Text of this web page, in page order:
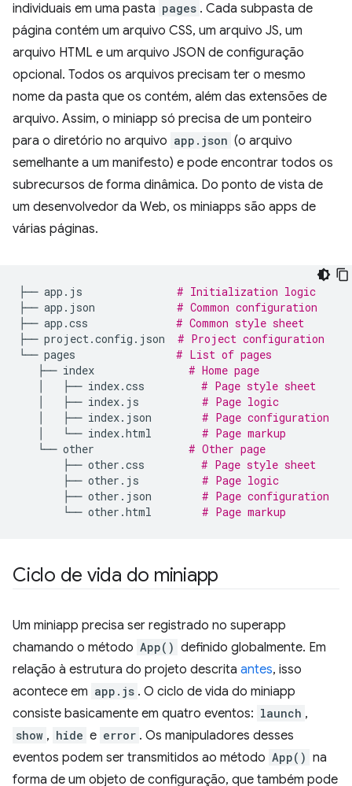
individuais em uma pasta pages . Cada subpasta de
página contém um arquivo CSS, um arquivo JS, um
arquivo HTML e um arquivo JSON de configuração
opcional. Todos os arquivos precisam ter o mesmo
nome da pasta que os contém, além das extensões de
arquivo. Assim, o miniapp só precisa de um ponteiro
para o diretório no arquivo app.json (o arquivo
semelhante a um manifesto) e pode encontrar todos os
subrecursos de forma dinâmica. Do ponto de vista de
um desenvolvedor da Web, os miniapps são apps de
várias páginas.
├── app.js
# Initialization logic
├── app.json
# Common configuration
├── app.css
# Common style sheet
├── project.config.json
# Project configuration
└── pages
# List of pages
├── index
# Home page
├── index.css
# Page style sheet
├── index.js
# Page logic
├── index.json
# Page configuration
└── index.html
# Page markup
└── other
# Other page
├── other.css
# Page style sheet
├── other.js
# Page logic
├── other.json
# Page configuration
└── other.html # Page markup
Ciclo de vida do miniapp
Um miniapp precisa ser registrado no superapp
chamando o método App() definido globalmente. Em
relação à estrutura do projeto descrita antes, isso
acontece em app.js . O ciclo de vida do miniapp
consiste basicamente em quatro eventos: launch ,
show , hide e error . Os manipuladores desses
eventos podem ser transmitidos ao método App() na
forma de um objeto de configuração, que também pode